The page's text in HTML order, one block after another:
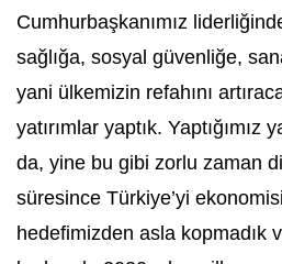
Cumhurbaşkanımız
sağlığa, sosyal güvenliğe,
yani ülkemizin refahını
yatırımlar yaptık. Yaptığımız
da, yine bu gibi zorlu zaman
süresince Türkiye’yi
hedefimizden asla kopmadık